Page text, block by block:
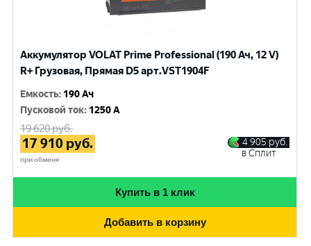
Аккумулятор VOLAT Prime Professional (190 Ач, 12 V)
R+ Грузовая, Прямая D5 арт.VST1904F
Емкость: 190 Ач
Пусковой ток: 1250 A
19 620руб.
17 910 руб.
при обмене
4 905 руб.
в Сплит
Купить в 1 клик
Добавить в корзину